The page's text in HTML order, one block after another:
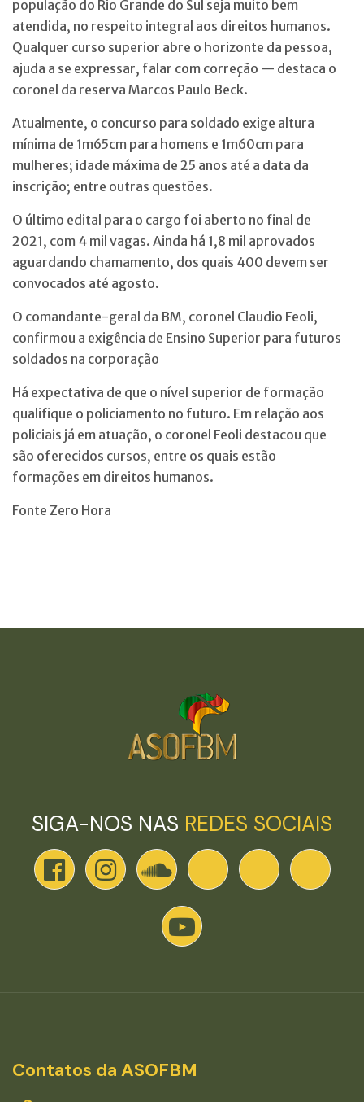
população do Rio Grande do Sul seja muito bem
atendida, no respeito integral aos direitos humanos.
Qualquer curso superior abre o horizonte da pessoa,
ajuda a se expressar, falar com correção — destaca o
coronel da reserva Marcos Paulo Beck.
Atualmente, o concurso para soldado exige altura
mínima de 1m65cm para homens e 1m60cm para
mulheres; idade máxima de 25 anos até a data da
inscrição; entre outras questões.
O último edital para o cargo foi aberto no final de
2021, com 4 mil vagas. Ainda há 1,8 mil aprovados
aguardando chamamento, dos quais 400 devem ser
convocados até agosto.
O comandante-geral da BM, coronel Claudio Feoli,
confirmou a exigência de Ensino Superior para futuros
soldados na corporação
Há expectativa de que o nível superior de formação
qualifique o policiamento no futuro. Em relação aos
policiais já em atuação, o coronel Feoli destacou que
são oferecidos cursos, entre os quais estão
formações em direitos humanos.
Fonte Zero Hora
SIGA-NOS NAS REDES SOCIAIS
Contatos da ASOFBM